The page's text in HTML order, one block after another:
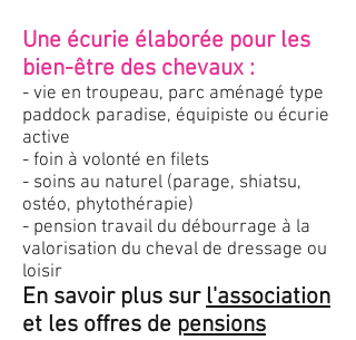
Une écurie élaborée pour les
bien-être des chevaux :
- vie en troupeau, parc aménagé type
paddock paradise, équipiste ou écurie
active
- foin à volonté en filets
- soins au naturel (parage, shiatsu,
ostéo, phytothérapie)
- pension travail du débourrage à la
valorisation du cheval de dressage ou
loisir
En savoir plus sur l'association
et les offres de pensions